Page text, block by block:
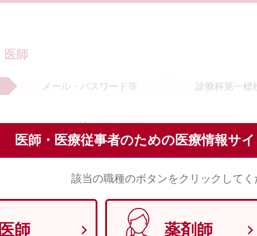
医師・医療従事者のための医療情報サ
該当の職種のボタンをクリックしてく
医師 薬剤師
医師
メール・ パスワード等 診療科第一標
姓
※全角で入力してください。
セイ
※全角（カナ）で入力してください。